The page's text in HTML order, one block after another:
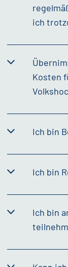
ich
Kosten
Ich bin
Ich bin
Ich bin